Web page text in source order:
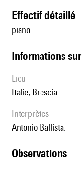
effectif détaillé
piano
informations
lieu
Italie, Brescia
interprètes
Antonio Ballista.
observations